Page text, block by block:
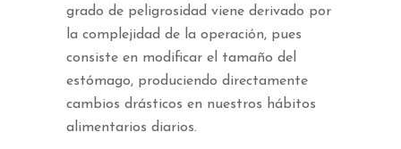
grado de peligrosidad viene derivado por
la complejidad de la operación, pues
consiste en modificar el tamaño del
estómago, produciendo directamente
cambios drásticos en nuestros hábitos
alimentarios diarios.